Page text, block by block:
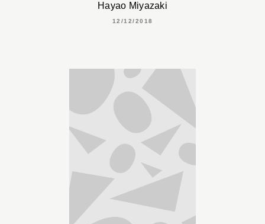
Hayao Miyazaki
12/12/2018